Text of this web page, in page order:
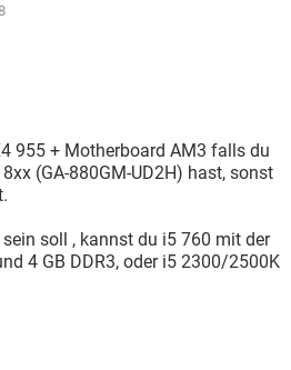
955 + Motherboard AM3 falls du
(GA-880GM-UD2H) hast, sonst
soll , kannst du i5 760 mit der
4 GB DDR3, oder i5 2300/2500K